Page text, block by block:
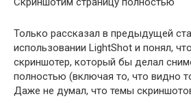
Только рассказал в предыдущей
использовании LightShot и понял,
скриншотер, который бы делал
полностью (включая то, что видно
Даже не думал, что темы